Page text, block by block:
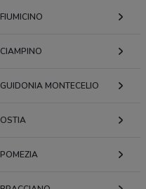
FIUMICINO
CIAMPINO
GUIDONIA MONTECELIO
OSTIA
POMEZIA